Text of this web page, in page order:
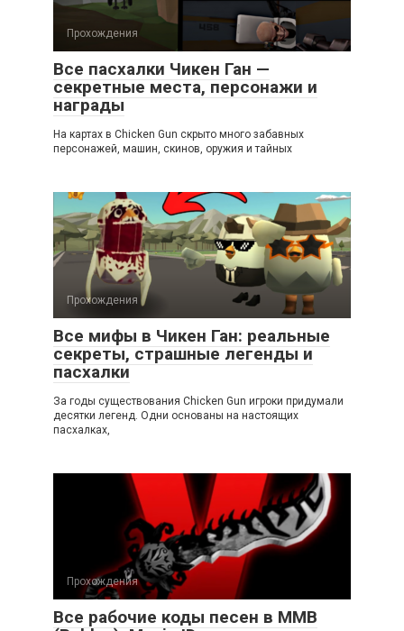
Прохождения
Все пасхалки Чикен Ган —
секретные места, персонажи и
награды
На картах в Chicken Gun скрыто много забавных
персонажей, машин, скинов, оружия и тайных
Прохождения
Все мифы в Чикен Ган: реальные
секреты, страшные легенды и
пасхалки
За годы существования Chicken Gun игроки придумали
десятки легенд. Одни основаны на настоящих
пасхалках,
Прохождения
Все рабочие коды песен в ММВ